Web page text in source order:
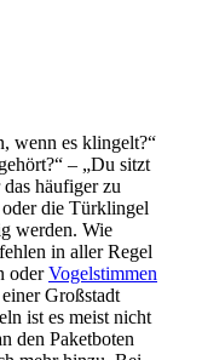
wenn es klingelt?“
– „Du sitzt
häufiger zu
die Türklingel
werden. Wie
in aller Regel
oderVogelstimmen
Großstadt
ist es meist nicht
den Paketboten